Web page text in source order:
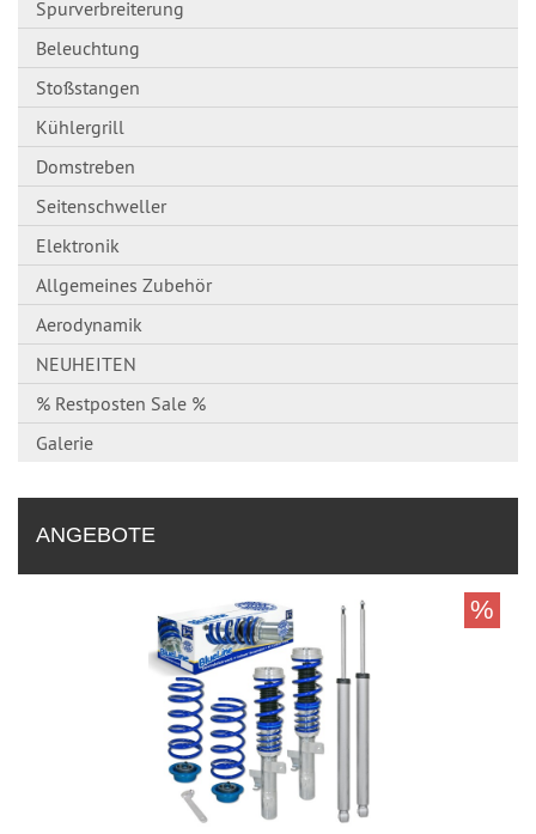
Spurverbreiterung
Beleuchtung
Stoßstangen
Kühlergrill
Domstreben
Seitenschweller
Elektronik
Allgemeines Zubehör
Aerodynamik
NEUHEITEN
% Restposten Sale %
Galerie
ANGEBOTE
%